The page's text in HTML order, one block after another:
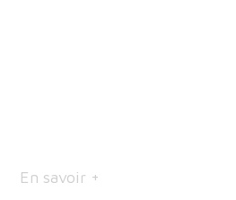
En savoir +